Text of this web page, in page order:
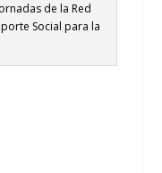
de la Red
Social para la